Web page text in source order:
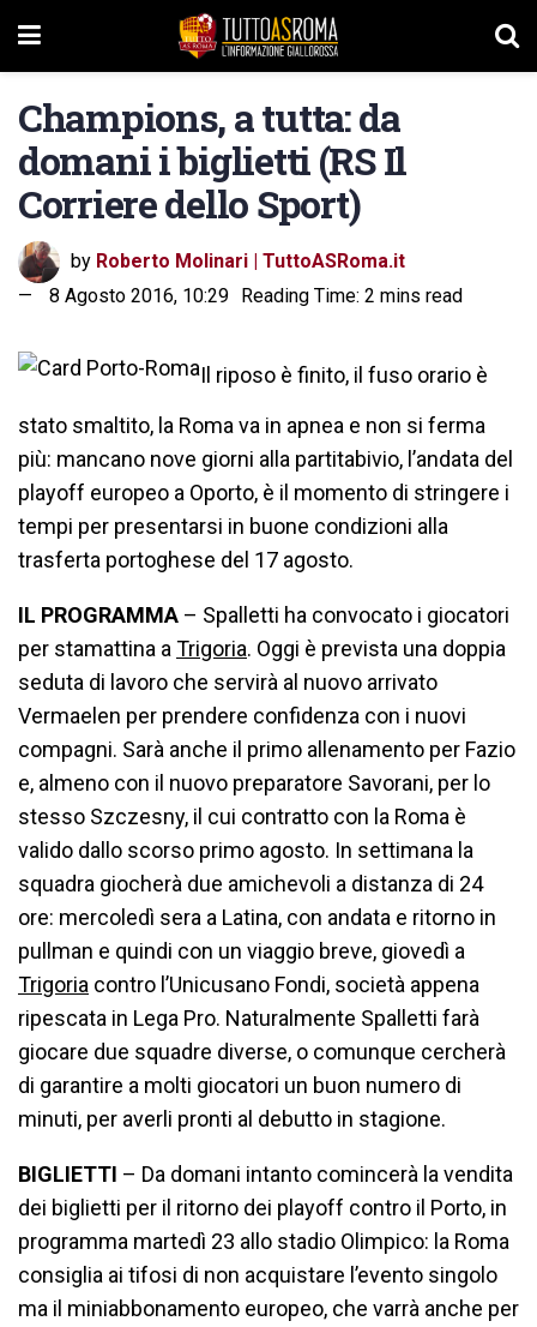
Champions, a tutta: da
domani i biglietti (RS Il
Corriere dello Sport)
by Roberto Molinari | TuttoASRoma.it
8 Agosto 2016, 10:29 Reading Time: 2 mins read
Il riposo è finito, il fuso orario è
stato smaltito, la Roma va in apnea e non si ferma
più: mancano nove giorni alla partitabivio, l’andata del
playoff europeo a Oporto, è il momento di stringere i
tempi per presentarsi in buone condizioni alla
trasferta portoghese del 17 agosto.
IL PROGRAMMA – Spalletti ha convocato i giocatori
per stamattina a Trigoria. Oggi è prevista una doppia
seduta di lavoro che servirà al nuovo arrivato
Vermaelen per prendere confidenza con i nuovi
compagni. Sarà anche il primo allenamento per Fazio
e, almeno con il nuovo preparatore Savorani, per lo
stesso Szczesny, il cui contratto con la Roma è
valido dallo scorso primo agosto. In settimana la
squadra giocherà due amichevoli a distanza di 24
ore: mercoledì sera a Latina, con andata e ritorno in
pullman e quindi con un viaggio breve, giovedì a
Trigoria contro l’Unicusano Fondi, società appena
ripescata in Lega Pro. Naturalmente Spalletti farà
giocare due squadre diverse, o comunque cercherà
di garantire a molti giocatori un buon numero di
minuti, per averli pronti al debutto in stagione.
BIGLIETTI – Da domani intanto comincerà la vendita
dei biglietti per il ritorno dei playoff contro il Porto, in
programma martedì 23 allo stadio Olimpico: la Roma
consiglia ai tifosi di non acquistare l’evento singolo
ma il miniabbonamento europeo, che varrà anche per